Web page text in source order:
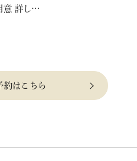
意 詳し…
約はこちら